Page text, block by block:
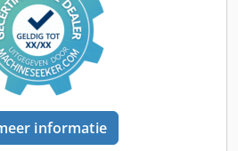
informatie